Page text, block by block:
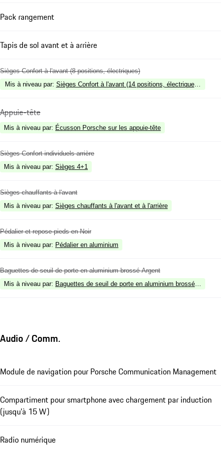
Pack rangement
Tapis de sol avant et à arrière
Sièges Confort à l'avant (8 positions, électriques)
Mis à niveau par: Sièges Confort à l'avant (14 positions, électriques) avec
Appuie-tête
Mis à niveau par: Écusson Porsche sur les appuie-tête
Sièges Confort individuels arrière
Mis à niveau par: Sièges 4+1
Sièges chauffants à l'avant
Mis à niveau par: Sièges chauffants à l'avant et à l'arrière
Pédalier et repose-pieds en Noir
Mis à niveau par: Pédalier en aluminium
Baguettes de seuil de porte en aluminium brossé Argent
Mis à niveau par: Baguettes de seuil de porte en aluminium brossé Noir
Audio / Comm.
Module de navigation pour Porsche Communication Management
Compartiment pour smartphone avec chargement par induction
(jusqu'à 15 W)
Radio numérique